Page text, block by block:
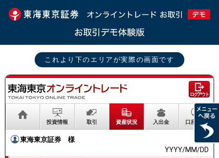
これより下のエリアが実際の画面です
ログアウト
投資情報 取引 資産状況 入出金 口座情報
東海東京証券
様
YYYY/MM/DD